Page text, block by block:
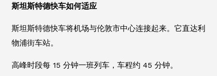
斯坦斯特德快车如何适应
斯坦斯特德快车将机场与伦敦市中心连接起来。它直达利
物浦街车站。
高峰时段每 15 分钟一班列车，车程约 45 分钟。